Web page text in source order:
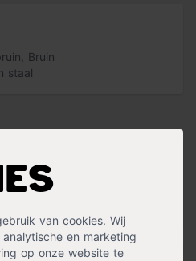
van cookies. Wij
en marketing
op onze website te
Bruin
staal
zwart